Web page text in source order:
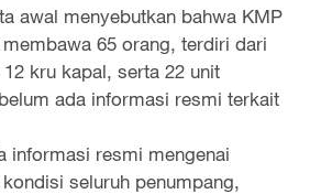
awal menyebutkan bahwa KMP
65 orang, terdiri dari
kru kapal, serta 22 unit
ada informasi resmi terkait
informasi resmi mengenai
seluruh penumpang,